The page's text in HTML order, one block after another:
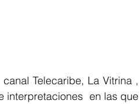
Telecaribe, La Vitrina ,
interpretaciones  en las que